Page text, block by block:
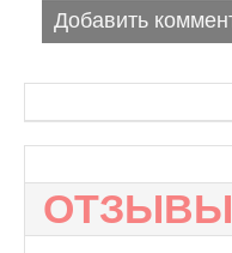
Добавить
ОТЗЫВЫ